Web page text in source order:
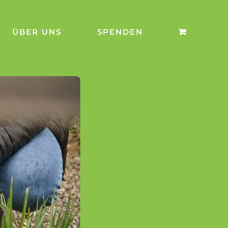
ÜBER UNS SPENDEN